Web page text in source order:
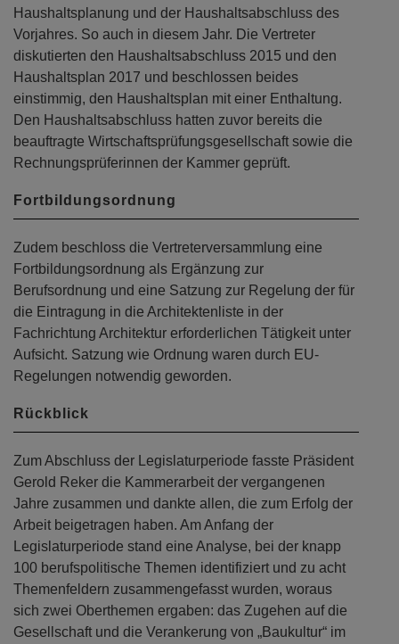
Haushaltsplanung und der Haushaltsabschluss des
Vorjahres. So auch in diesem Jahr. Die Vertreter
diskutierten den Haushaltsabschluss 2015 und den
Haushaltsplan 2017 und beschlossen beides
einstimmig, den Haushaltsplan mit einer Enthaltung.
Den Haushaltsabschluss hatten zuvor bereits die
beauftragte Wirtschaftsprüfungsgesellschaft sowie die
Rechnungsprüferinnen der Kammer geprüft.
Fortbildungsordnung
Zudem beschloss die Vertreterversammlung eine
Fortbildungsordnung als Ergänzung zur
Berufsordnung und eine Satzung zur Regelung der für
die Eintragung in die Architektenliste in der
Fachrichtung Architektur erforderlichen Tätigkeit unter
Aufsicht. Satzung wie Ordnung waren durch EU-
Regelungen notwendig geworden.
Rückblick
Zum Abschluss der Legislaturperiode fasste Präsident
Gerold Reker die Kammerarbeit der vergangenen
Jahre zusammen und dankte allen, die zum Erfolg der
Arbeit beigetragen haben. Am Anfang der
Legislaturperiode stand eine Analyse, bei der knapp
100 berufspolitische Themen identifiziert und zu acht
Themenfeldern zusammengefasst wurden, woraus
sich zwei Oberthemen ergaben: das Zugehen auf die
Gesellschaft und die Verankerung von „Baukultur“ im